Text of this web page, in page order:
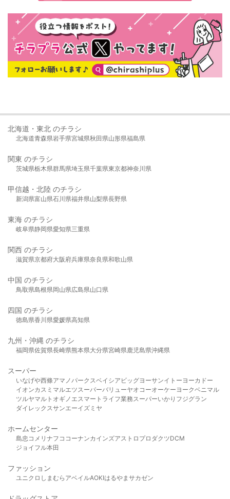
北海道・東北 のチラシ
北海道青森県岩手県宮城県秋田県山形県福島県
関東 のチラシ
茨城県栃木県群馬県埼玉県千葉県東京都神奈川県
甲信越・北陸 のチラシ
新潟県富山県石川県福井県山梨県長野県
東海 のチラシ
岐阜県静岡県愛知県三重県
関西 のチラシ
滋賀県京都府大阪府兵庫県奈良県和歌山県
中国 のチラシ
鳥取県島根県岡山県広島県山口県
四国 のチラシ
徳島県香川県愛媛県高知県
九州・沖縄 のチラシ
福岡県佐賀県長崎県熊本県大分県宮崎県鹿児島県沖縄県
スーパー
いなげや西條アマノパークスベイシア ビッグヨーサンイトーヨーカドー
イオンカスミ マルエツスーパーバリューヤオコーオーケー ヨークベニマル
ツルヤマルト オギノ エスマート ライフ業務スーパーいかり フジグラン
ダイレックスサンエーイズミヤ
ホームセンター
島忠 コメリ ナフコ コーナンカインズアストロプロダクツDCM
ジョイフル本田
ファッション
ユニクロ しまむら アベイルAOKIはるやま サカゼン